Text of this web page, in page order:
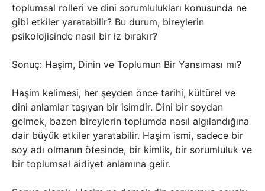
toplumsal rolleri ve dini sorumlulukları konusunda ne
gibi etkiler yaratabilir? Bu durum, bireylerin
psikolojisinde nasıl bir iz bırakır?
Sonuç: Haşim, Dinin ve Toplumun Bir Yansıması mı?
Haşim kelimesi, her şeyden önce tarihi, kültürel ve
dini anlamlar taşıyan bir isimdir. Dini bir soydan
gelmek, bazen bireylerin toplumda nasıl algılandığına
dair büyük etkiler yaratabilir. Haşim ismi, sadece bir
soy adı olmanın ötesinde, bir kimlik, bir sorumluluk ve
bir toplumsal aidiyet anlamına gelir.